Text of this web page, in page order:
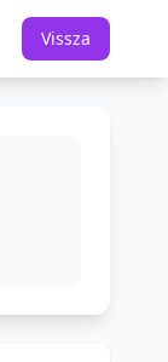
Vissza